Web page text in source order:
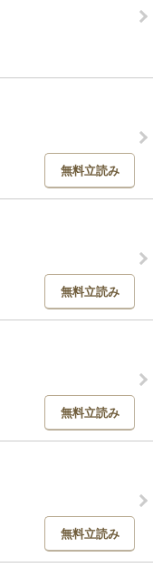
無料立読み
無料立読み
無料立読み
無料立読み